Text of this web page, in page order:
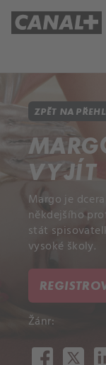
ZPĚT NA
VYJÍT
Margo je
někdejšího
stát
vysoké školy.
Žánr: